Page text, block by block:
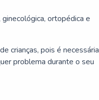
ortopédica e
crianças, pois é necessária
problema durante o seu